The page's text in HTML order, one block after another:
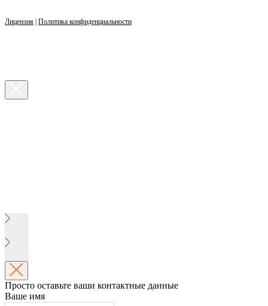
Лицензия Политика конфиденциальности
Просто оставьте ваши контактные данные
Ваше имя